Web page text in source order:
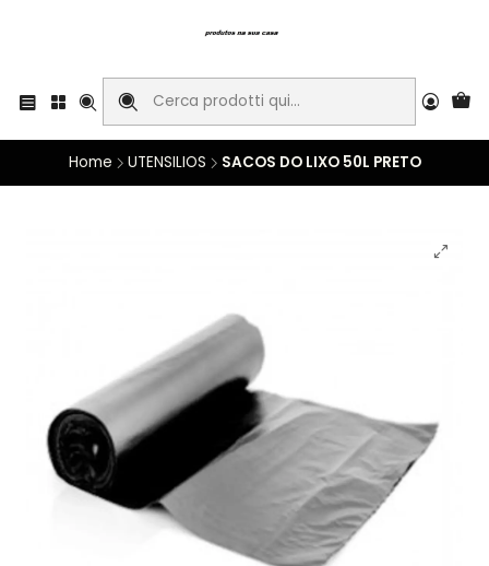
Home UTENSILIOS SACOS DO LIXO 50L PRETO